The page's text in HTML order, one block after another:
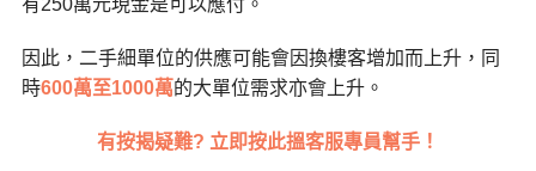
有250萬元現金是可以應付。
因此，二手細單位的供應可能會因換樓客增加而上升，同
時600萬至1000萬的大單位需求亦會上升。
有按揭疑難? 立即按此搵客服專員幫手！